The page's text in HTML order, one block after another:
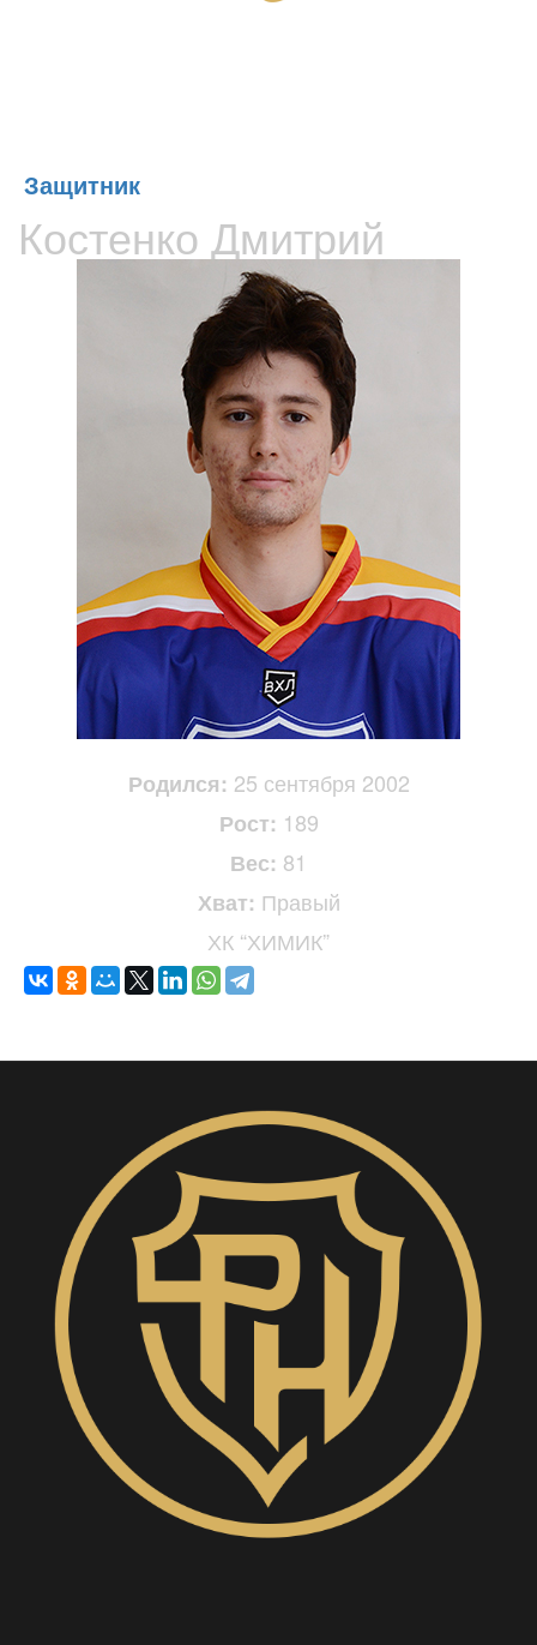
Защитник
Костенко Дмитрий
Родился: 25 сентября 2002
Рост: 189
Вес: 81
Хват: Правый
ХК “ХИМИК”